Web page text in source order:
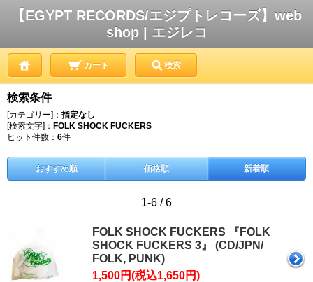
【EGYPT RECORDS/エジプトレコーズ】web
shop | エジレコ
カート 検索
検索条件
[カテゴリー]： 指定なし
[検索文字]： FOLK SHOCK FUCKERS
ヒット件数： 6件
おすすめ順 価格順 新着順
1-6 / 6
FOLK SHOCK FUCKERS 『FOLK
SHOCK FUCKERS 3』 (CD/JPN/
FOLK, PUNK)
1,500円(税込1,650円)